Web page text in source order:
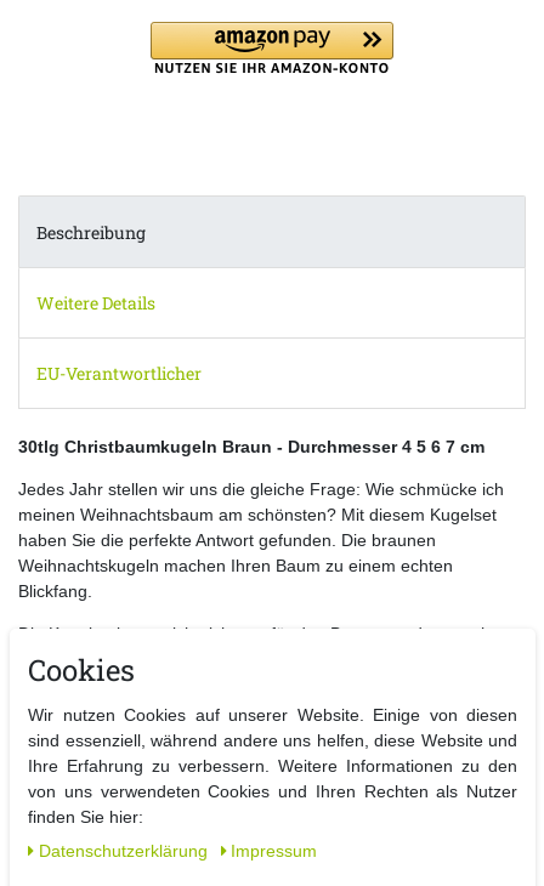
Beschreibung
Weitere Details
EU-Verantwortlicher
30tlg Christbaumkugeln Braun - Durchmesser 4 5 6 7 cm
Jedes Jahr stellen wir uns die gleiche Frage: Wie schmücke ich
meinen Weihnachtsbaum am schönsten? Mit diesem Kugelset
haben Sie die perfekte Antwort gefunden. Die braunen
Weihnachtskugeln machen Ihren Baum zu einem echten
Blickfang.
Die Kugeln eignen sich nicht nur für den Baum, sondern auch
ideal als Dekoration auf der Fensterbank, einer Kommode oder in
einem dekorativen Glasgefäß.
Das Set besteht aus 30 Kugeln in vier verschiedenen Größen. Für
mehr Abwechslung sorgen die unterschiedlichen Oberflächen –
einige Kugeln sind matt, andere glänzend. Die braune Farbe lässt
sich wunderbar mit anderen Tönen kombinieren und verleiht dem
Baum zusätzlichen Glanz.
Cookies
Wir nutzen Cookies auf unserer Website. Einige von diesen
sind essenziell, während andere uns helfen, diese Website und
Ihre Erfahrung zu verbessern. Weitere Informationen zu den
von uns verwendeten Cookies und Ihren Rechten als Nutzer
finden Sie hier:
Daten­schutz­erklärung
Impressum